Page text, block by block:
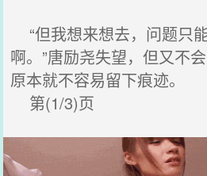
“但我想来想去，问题只
啊。”唐励尧失望，但又不
原本就不容易留下痕迹。
第(1/3)页